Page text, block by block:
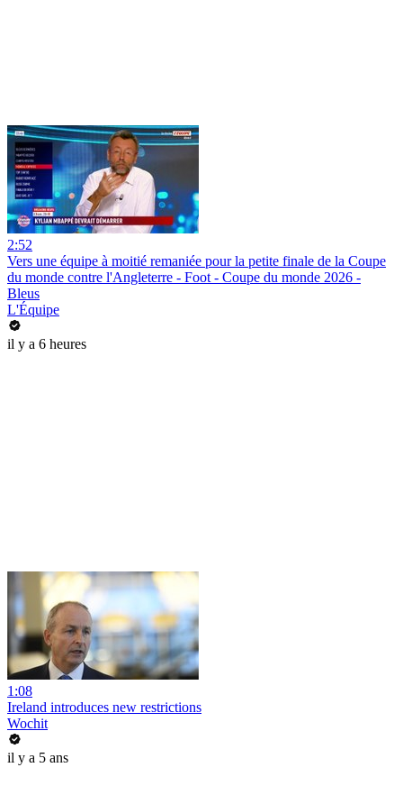
2:52
Vers une équipe à moitié remaniée pour la petite finale de la Coupe
du monde contre l'Angleterre - Foot - Coupe du monde 2026 -
Bleus
L'Équipe
il y a 6 heures
1:08
Ireland introduces new restrictions
Wochit
il y a 5 ans